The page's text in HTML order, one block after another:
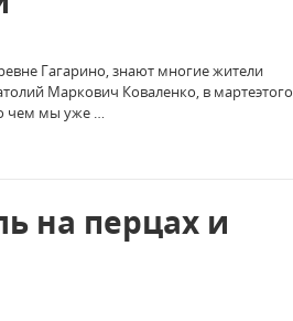
Гагарино, знают многие жители
Маркович Коваленко, в мартеэтого
чем мы уже …
на перцах и